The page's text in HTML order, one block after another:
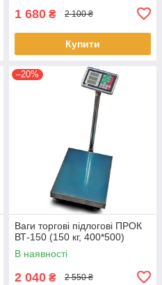
1 680 ₴ 2 100 ₴
Купити
–20%
Ваги торгові підлогові ПРОК
ВТ-150 (150 кг, 400*500)
В наявності
2 040 ₴ 2 550 ₴